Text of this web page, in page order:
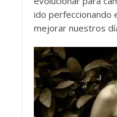
ido perfeccionando
mejorar nuestros